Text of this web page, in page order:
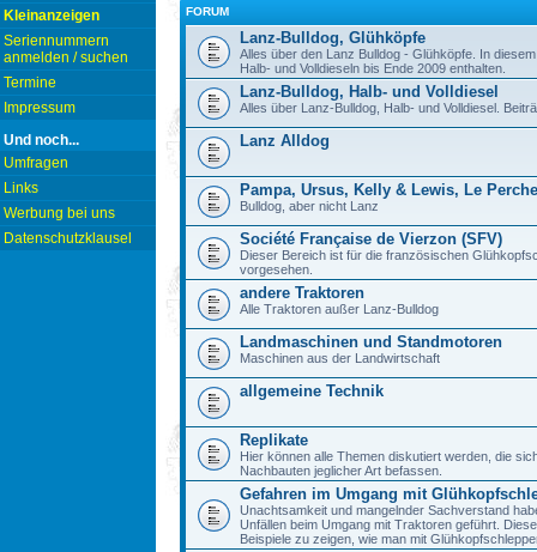
Kleinanzeigen
Seriennummern
anmelden / suchen
Termine
Impressum
Und noch...
Umfragen
Links
Werbung bei uns
Datenschutzklausel
FORUM
Lanz-Bulldog, Glühköpfe
Alles über den Lanz Bulldog - Glühköpfe. In
Halb- und Volldieseln bis Ende 2009 enthalten.
Lanz-Bulldog, Halb- und Volldiesel
Alles über Lanz-Bulldog, Halb- und Volldiesel.
Lanz Alldog
Pampa, Ursus, Kelly & Lewis, Le
Bulldog, aber nicht Lanz
Société Française de Vierzon (SFV)
Dieser Bereich ist für die französischen
vorgesehen.
andere Traktoren
Alle Traktoren außer Lanz-Bulldog
Landmaschinen und Standmotoren
Maschinen aus der Landwirtschaft
allgemeine Technik
Replikate
Hier können alle Themen diskutiert werden, die
Nachbauten jeglicher Art befassen.
Gefahren im Umgang mit
Unachtsamkeit und mangelnder Sachverstand
Unfällen beim Umgang mit Traktoren geführt.
Beispiele zu zeigen, wie man mit